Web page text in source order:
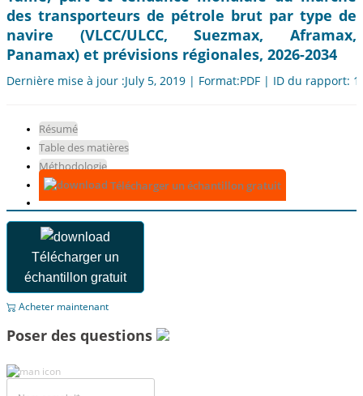
des transporteurs de pétrole brut par type de
navire (VLCC/ULCC, Suezmax, Aframax,
Panamax) et prévisions régionales, 2026-2034
Dernière mise à jour :July 5, 2019 | Format:PDF | ID du rapport:
Résumé
Table des matières
Méthodologie
Télécharger un échantillon gratuit
Télécharger un
échantillon gratuit
Acheter maintenant
Poser des questions